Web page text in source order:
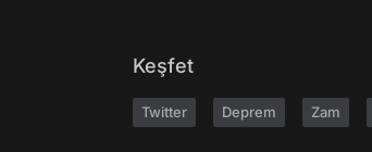
Keşfet
Twitter Deprem Zam